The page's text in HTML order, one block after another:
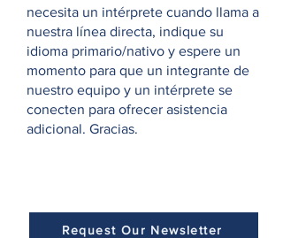
necesita un intérprete cuando llama a
nuestra línea directa, indique su
idioma primario/nativo y espere un
momento para que un integrante de
nuestro equipo y un intérprete se
conecten para ofrecer asistencia
adicional. Gracias.
Request Our Newsletter